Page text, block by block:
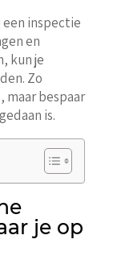
een inspectie
en
kun je
Zo
maar bespaar
is.
je op